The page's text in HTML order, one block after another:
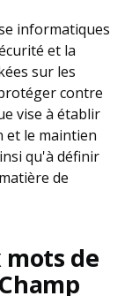
informatiques
et la
sur les
contre
vise à établir
et le maintien
qu'à définir
de
de